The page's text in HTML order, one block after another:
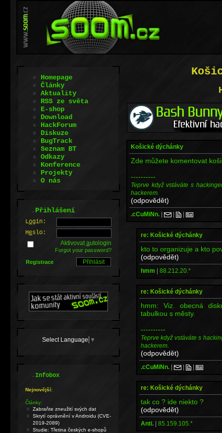
Košické dýchánky
Zde můžete komentovat
----------
Teprve když vstáváte s
hackerem.
(odpovědět)
.cCuMiNn. | | |
re: Košické dýchánky
kto to organizuje a kto
(odpovědět)
hmm | 88.212.20.*
re: Košické dýchánky
hmm: Viz. obecná
tabulkou s městy.
----------
Teprve když vstáváte s
hackerem.
(odpovědět)
.cCuMiNn. | | |
re: Košické dýchánky
tak co ? ide niekto ?
(odpovědět)
Anti. | 85.159.105.*
Homepage
Články
Aktuality
RSS ze světa
E-shop
Download
HackForum
Diskuze
BugTrack
Seznam BT
Odkazy
Konference
Projekty
O nás
.Přihlášení
Login:
Heslo:
Aktivovatautologin
Forgot your password?
Registrace
Select Language ▼
.Infobox
Nejnovější:
Články:
Zabraňte zneužití svých dat
Skrytí oprávnění v Androidu (CVE-
2019-2089)
Studie: Třetina českých e-shopů